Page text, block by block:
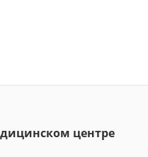
центре